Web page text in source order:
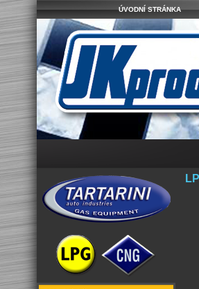
ÚVODNÍ STRÁNKA